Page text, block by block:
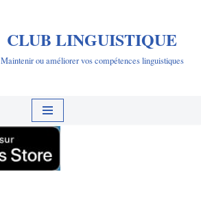
CLUB LINGUISTIQUE
Maintenir ou améliorer vos compétences linguistiques